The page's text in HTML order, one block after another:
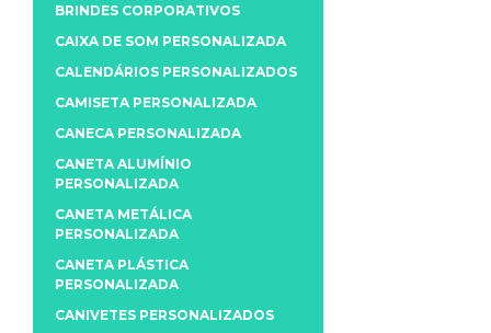
BRINDES CORPORATIVOS
CAIXA DE SOM PERSONALIZADA
CALENDÁRIOS PERSONALIZADOS
CAMISETA PERSONALIZADA
CANECA PERSONALIZADA
CANETA ALUMÍNIO
PERSONALIZADA
CANETA METÁLICA
PERSONALIZADA
CANETA PLÁSTICA
PERSONALIZADA
CANIVETES PERSONALIZADOS